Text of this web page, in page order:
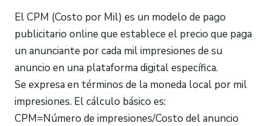
El CPM (Costo por Mil) es un modelo de pago
publicitario online que establece el precio que paga
un anunciante por cada mil impresiones de su
anuncio en una plataforma digital específica.
Se expresa en términos de la moneda local por mil
impresiones. El cálculo básico es:
CPM=Número de impresiones/Costo del anuncio​